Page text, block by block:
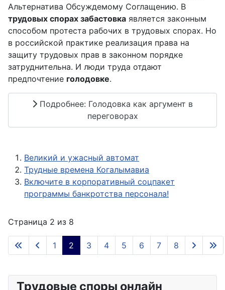
Альтернатива Обсуждемому Соглащению. В
трудовых спорах забастовка является законным
способом протеста рабочих в трудовых спорах. Но
в российской практике реализация права на
защиту трудовых прав в законном порядке
затруднительна. И люди труда отдают
предпочтение голодовке.
Подробнее: Голодовка как аргумент в
переговорах
Великий и ужасный автомат
Трудные времена Когалымавиа
Включите в корпоративный соцпакет
программы банкротства персонала!
Страница 2 из 8
1 2 3 4 5 6 7 8
Трудовые споры онлайн